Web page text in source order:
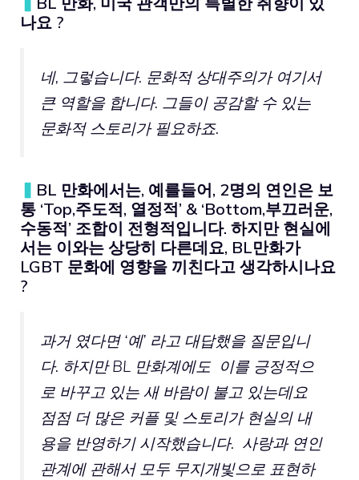
나요 ?
네, 그렇습니다. 문화적 상대주의가 여기서
큰 역할을 합니다. 그들이 공감할 수 있는
문화적 스토리가 필요하죠.
▍ BL 만화에서는, 예를들어, 2명의 연인은 보
통 ‘Top,주도적, 열정적’ & ‘Bottom,부끄러운,
수동적’ 조합이 전형적입니다. 하지만 현실에
서는 이와는 상당히 다른데요, BL만화가
LGBT 문화에 영향을 끼친다고 생각하시나요
?
과거 였다면 ‘예’ 라고 대답했을 질문입니
다. 하지만 BL 만화계에도 이를 긍정적으
로 바꾸고 있는 새 바람이 불고 있는데요
점점 더 많은 커플 및 스토리가 현실의 내
용을 반영하기 시작했습니다. 사랑과 연인
관계에 관해서 모두 무지개빛으로 표현하